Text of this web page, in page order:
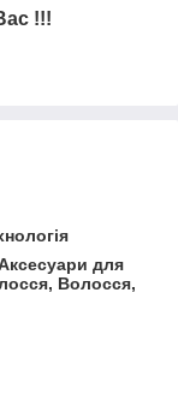
!!!
для
Волосся,